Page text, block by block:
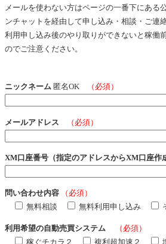
メールを使わない方はページの一番下にある
ンチャットを経由して申し込み・相談・ご連
利用申し込み後のやり取りができないと稼働
のでご注意ください。
ニックネーム 匿名OK （必須）
メールアドレス （必須）
XM口座番号（指定のアドレスからXM口座作
問い合わせ内容
（必須）
無料相談
無料利用申し込み
利用希望の自動売買システム
（必須）
稼ぐチカラ２
複利超加速２